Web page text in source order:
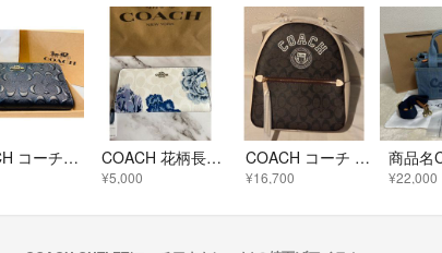
COACH コーチ 長財布 エンボス ブラック 財布 COACH 花柄長財布 ホワイト 新品未使用
¥5,000
COACH コーチ リュック ブラウン×ホワイト CB871 新品未使用
¥16,700 ¥22,000